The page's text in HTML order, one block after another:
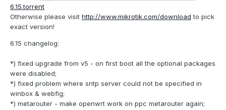
6.15.torrent
Otherwise please visit http://www.mikrotik.com/download to pick
exact version!
6.15 changelog:
*) fixed upgrade from v5 - on first boot all the optional packages
were disabled;
*) fixed problem where sntp server could not be specified in
winbox & webfig;
*) metarouter - make openwrt work on ppc metarouter again;